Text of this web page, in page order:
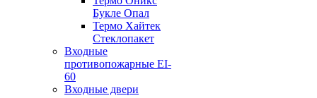
Букле Опал
Термо Хайтек
Стеклопакет
Входные
противопожарные EI-
60
Входные двери